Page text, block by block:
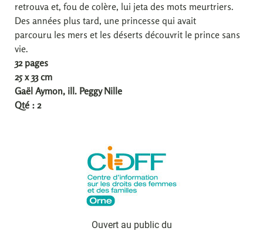
retrouva et, fou de colère, lui jeta des mots meurtriers.
Des années plus tard, une princesse qui avait
parcouru les mers et les déserts découvrit le prince sans
vie.
32 pages
25 x 33 cm
Gaël Aymon, ill. Peggy Nille
Qté : 2
Ouvert au public du